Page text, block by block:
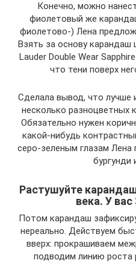
Конечно, можно
фиолетовый же
фиолетово-) Лена
Взять за основу карандаш
Lauder Double Wear
что тени поверх
Сделала вывод, что лучше
несколько разноцветных
Обязательно нужен
какой-нибудь
серо-зеленым глазам
бургунди
Растушуйте
века. У
Потом карандаш
нереально. Действуем
вверх: прокрашиваем
подводим линию роста